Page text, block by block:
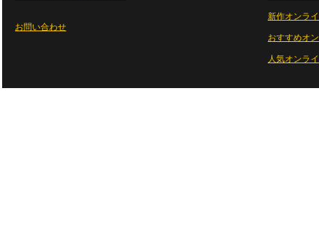
お問い合わせ
新作オンラ
おすすめオ
人気オンラ